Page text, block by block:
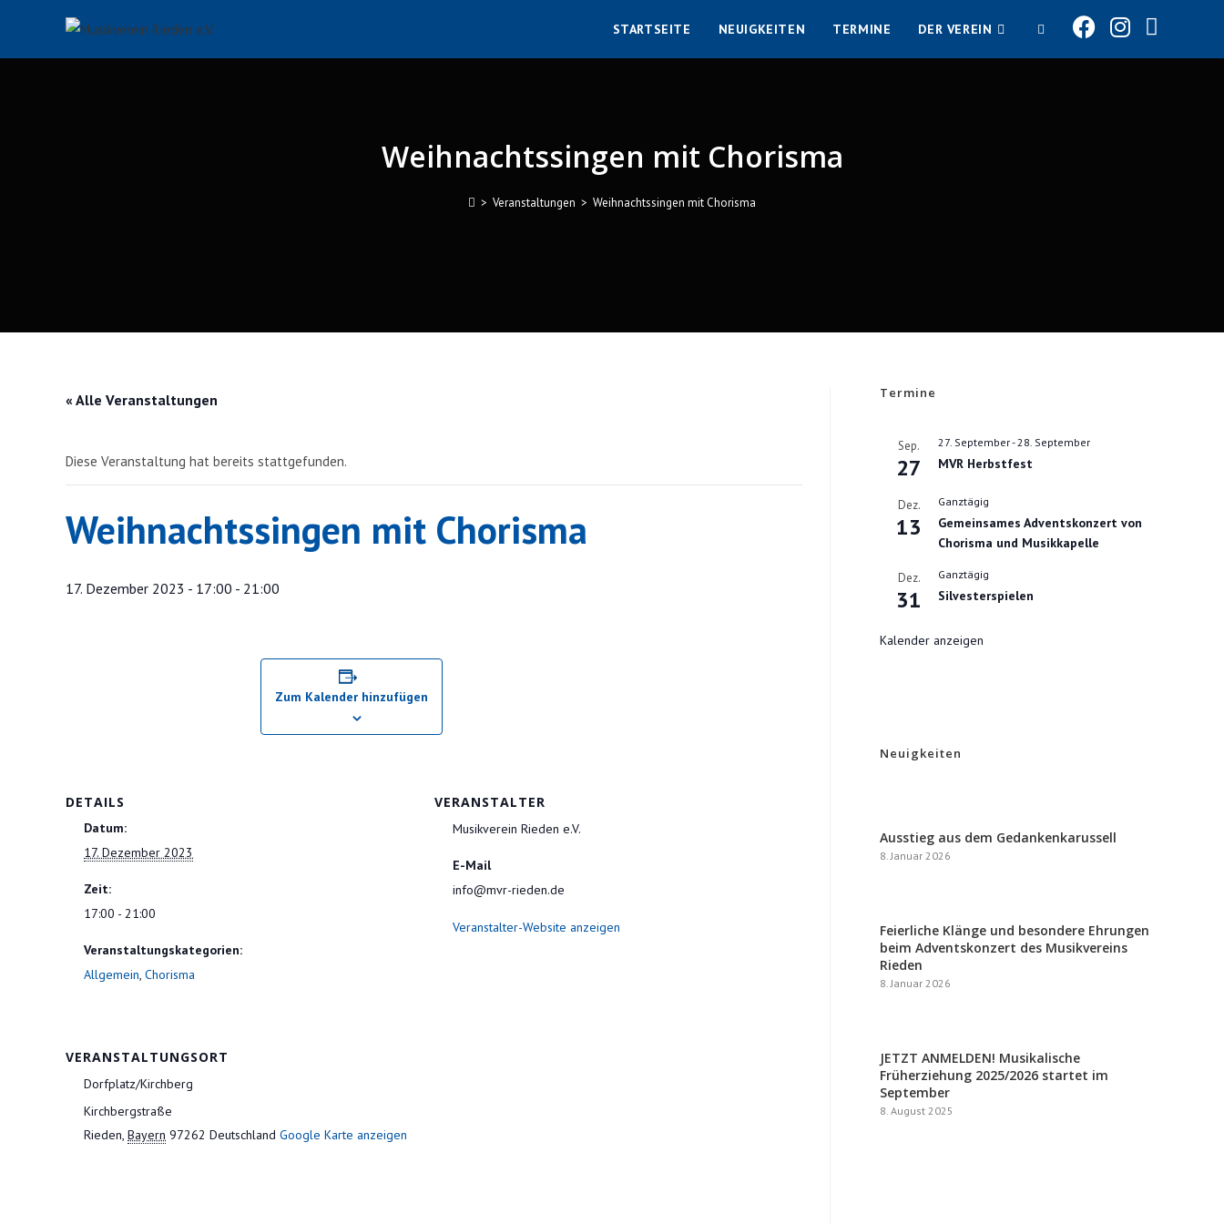
springen
STARTSEITE NEUIGKEITEN TERMINE DER VEREIN WEBSITE-
Weihnachtssingen mit Chorisma
> Veranstaltungen > Weihnachtssingen mit Chorisma
« Alle Veranstaltungen
Diese Veranstaltung hat bereits stattgefunden.
Weihnachtssingen mit Chorisma
17. Dezember 2023 - 17:00 - 21:00
Zum Kalender hinzufügen
DETAILS
Datum:
17. Dezember 2023
Zeit:
17:00 - 21:00
Veranstaltungskategorien:
Allgemein, Chorisma
VERANSTALTER
Musikverein Rieden e.V.
E-Mail
info@mvr-rieden.de
Veranstalter-Website anzeigen
VERANSTALTUNGSORT
Dorfplatz/Kirchberg
Kirchbergstraße
Rieden, Bayern 97262 Deutschland Google Karte anzeigen
Termine
Sep.
27
27. September-28. September
MVR Herbstfest
Dez.
13
Ganztägig
Gemeinsames Adventskonzert von
Chorisma und Musikkapelle
Dez.
31
Ganztägig
Silvesterspielen
Kalender anzeigen
Neuigkeiten
Ausstieg aus dem Gedankenkarussell
8. Januar 2026
Feierliche Klänge und besondere Ehrungen
beim Adventskonzert des Musikvereins
Rieden
8. Januar 2026
JETZT ANMELDEN! Musikalische
Früherziehung 2025/2026 startet im
September
8. August 2025